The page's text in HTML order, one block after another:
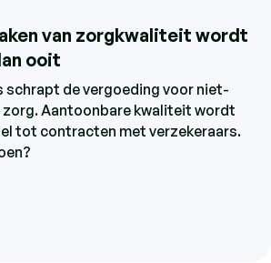
van zorgkwaliteit wordt
ooit
schrapt de vergoeding voor niet-
Aantoonbare kwaliteit wordt
tot contracten met verzekeraars.